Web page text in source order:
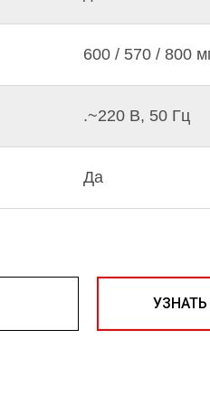
600 / 570 / 800
.~220 В, 50 Гц
Да